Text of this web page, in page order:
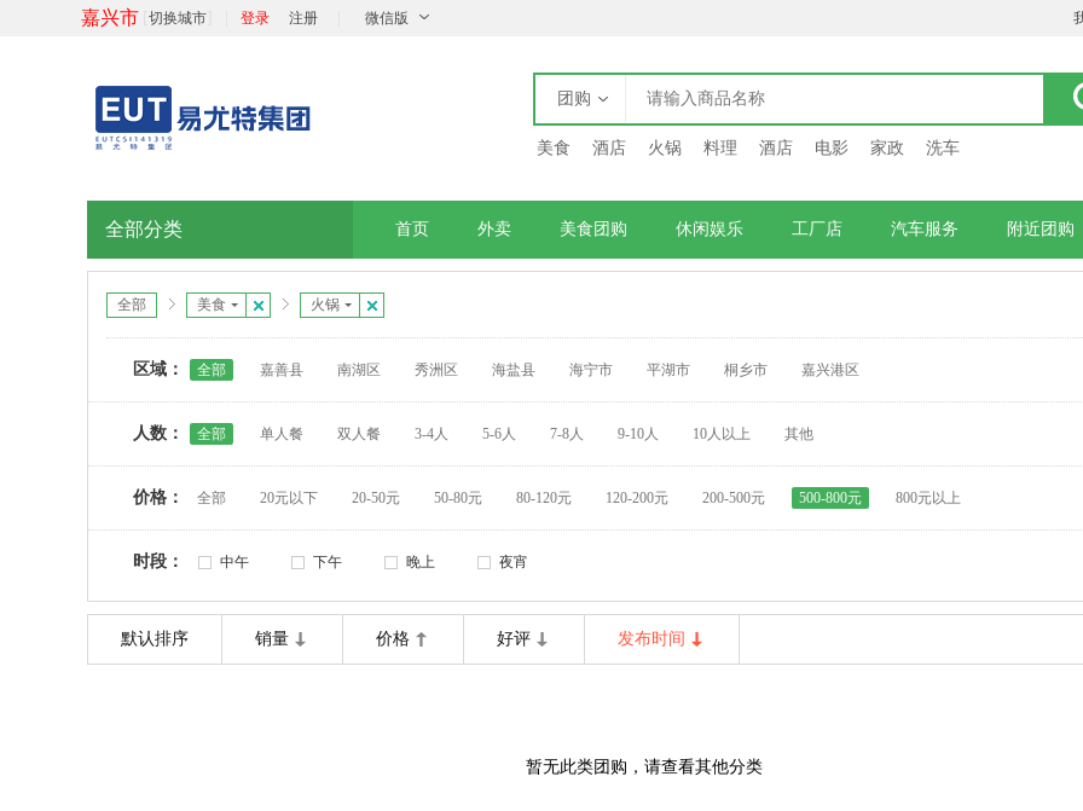
嘉兴市 切换城市 登录 注册 微信版
团购
美食 酒店 火锅 料理 酒店 电影 家政 洗车
全部分类 首页 外卖 美食团购 休闲娱乐 工厂店 汽车服务 附近团购
全部 美食 火锅
区域： 全部 嘉善县 南湖区 秀洲区 海盐县 海宁市 平湖市 桐乡市 嘉兴港区
人数： 全部 单人餐 双人餐 3-4人 5-6人 7-8人 9-10人 10人以上 其他
价格： 全部 20元以下 20-50元 50-80元 80-120元 120-200元 200-500元 500-800元 800元以上
时段： 中午 下午 晚上 夜宵
默认排序 销量 价格 好评 发布时间
暂无此类团购，请查看其他分类